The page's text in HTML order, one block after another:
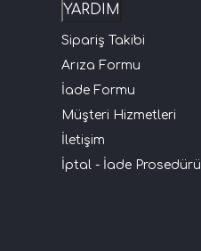
YARDIM
Sipariş Takibi
Arıza Formu
İade Formu
Müşteri Hizmetleri
İletişim
İptal - İade Prosedürü